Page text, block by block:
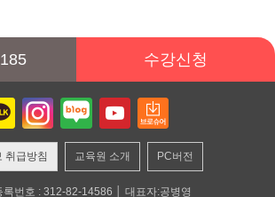
수강신청
취급방침 교육원 소개 PC버전
록번호 : 312-82-14586 │ 대표자:공병영